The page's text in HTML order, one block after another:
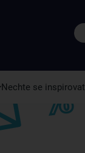
Nechte se inspirovat